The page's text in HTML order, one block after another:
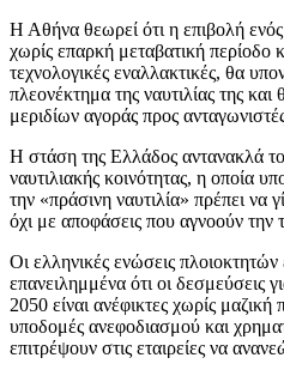
Η Αθήνα θεωρεί ότι η επιβολή
χωρίς επαρκή μεταβατική περίοδο
τεχνολογικές εναλλακτικές, θα
πλεονέκτημα της ναυτιλίας της
μεριδίων αγοράς προς
Η στάση της Ελλάδος αντανακλά
ναυτιλιακής κοινότητας, η οποία
την «πράσινη ναυτιλία» πρέπει να
όχι με αποφάσεις που αγνοούν την
Οι ελληνικές ενώσεις πλοιοκτητών
επανειλημμένα ότι οι δεσμεύσεις
2050 είναι ανέφικτες χωρίς
υποδομές ανεφοδιασμού και
επιτρέψουν στις εταιρείες να